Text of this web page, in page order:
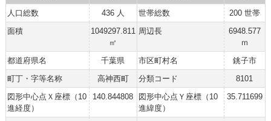
人口総数
436 人 世帯総数
200 世帯
面積
1049297.811
㎡
周辺長
6948.577
ｍ
都道府県名
千葉県 市区町村名
銚子市
町丁・字等名称
高神西町 分類コード
8101
図形中心点Ｘ座標（10
進経度）
140.844808
図形中心点Ｙ座標（10
進緯度）
35.711699